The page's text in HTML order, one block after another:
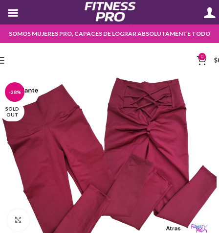
SOMOS MUJERES PRO, CAPACES DE LOGRAR ABSOLUTAMENTE TODO
0 $
-38%
SOLD
OUT
Click to enlarge